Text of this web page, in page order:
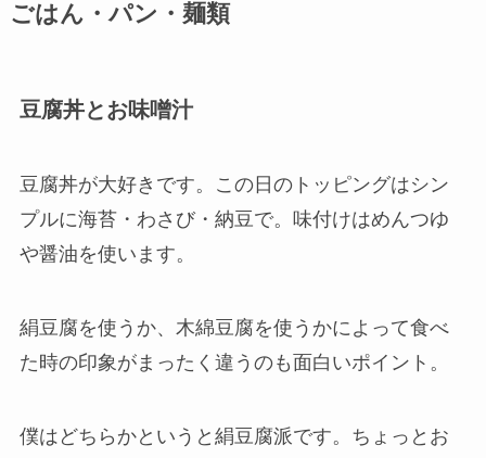
ごはん・パン・麺類
豆腐丼とお味噌汁
豆腐丼が大好きです。この日のトッピングはシン
プルに海苔・わさび・納豆で。味付けはめんつゆ
や醤油を使います。
絹豆腐を使うか、木綿豆腐を使うかによって食べ
た時の印象がまったく違うのも面白いポイント。
僕はどちらかというと絹豆腐派です。ちょっとお